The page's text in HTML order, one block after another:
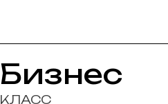
Бизнес
КЛАСС